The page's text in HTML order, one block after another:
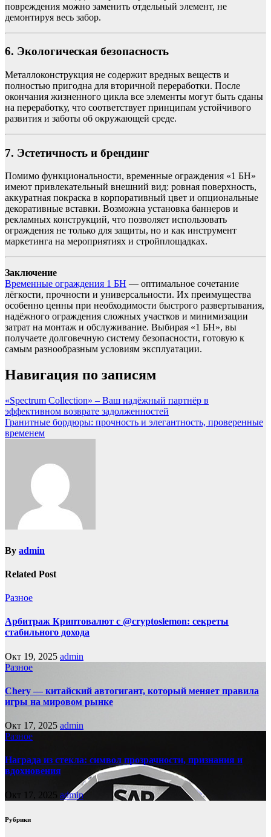
повреждения можно заменить отдельный элемент, не
демонтируя весь забор.
6. Экологическая безопасность
Металлоконструкция не содержит вредных веществ и
полностью пригодна для вторичной переработки. После
окончания жизненного цикла все элементы могут быть сданы
на переработку, что соответствует принципам устойчивого
развития и заботы об окружающей среде.
7. Эстетичность и брендинг
Помимо функциональности, временные ограждения «1 БН»
имеют привлекательный внешний вид: ровная поверхность,
аккуратная покраска в корпоративный цвет и опциональные
декоративные вставки. Возможна установка баннеров и
рекламных конструкций, что позволяет использовать
ограждения не только для защиты, но и как инструмент
маркетинга на мероприятиях и стройплощадках.
Заключение
Временные ограждения 1 БН — оптимальное сочетание
лёгкости, прочности и универсальности. Их преимущества
особенно ценны при необходимости быстрого развертывания,
надёжного ограждения сложных участков и минимизации
затрат на монтаж и обслуживание. Выбирая «1 БН», вы
получаете долговечную систему безопасности, готовую к
самым разнообразным условиям эксплуатации.
Навигация по записям
«Spectrum Collection» – Ваш надёжный партнёр в
эффективном возврате задолженностей
Гранитные бордюры: прочность и элегантность, проверенные
временем
By admin
Related Post
Разное
Арбитраж Криптовалют с @cryptoslemon: секреты
стабильного дохода
Окт 19, 2025 admin
Разное
Chery — китайский автогигант, который меняет правила
игры на мировом рынке
Окт 17, 2025 admin
Разное
Награда из стекла: символ прозрачности, признания и
вдохновения
Окт 17, 2025 admin
Рубрики